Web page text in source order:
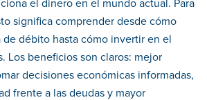
el dinero en el mundo actual. Para
significa comprender desde cómo
de débito hasta cómo invertir en el
Los beneficios son claros: mejor
decisiones económicas informadas,
frente a las deudas y mayor